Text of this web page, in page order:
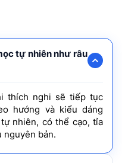
tự nhiên như râu
thích nghi sẽ tiếp tục
hướng và kiểu dáng
nhiên, có thể cạo, tỉa
nguyên bản.